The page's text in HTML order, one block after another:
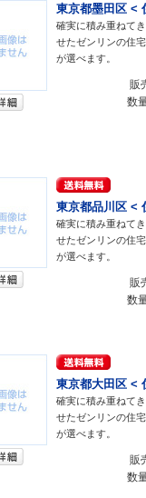
東京都墨田区 <
確実に積み重ねて
せたゼンリンの住
が選べます。
販
数
東京都品川区 <
確実に積み重ねて
せたゼンリンの住
が選べます。
販
数
東京都大田区 <
確実に積み重ねて
せたゼンリンの住
が選べます。
販
数